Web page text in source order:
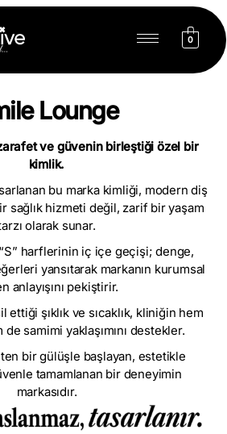
0
Lounge
ve güvenin birleştiği özel bir
kimlik.
bu marka kimliği, modern diş
sağlık hizmeti değil, zarif bir yaşam
olarak sunar.
harflerinin iç içe geçişi; denge,
yansıtarak markanın kurumsal
anlayışını pekiştirir.
ettiği şıklık ve sıcaklık, kliniğin hem
samimi yaklaşımını destekler.
bir gülüşle başlayan, estetikle
tamamlanan bir deneyimin
markasıdır.